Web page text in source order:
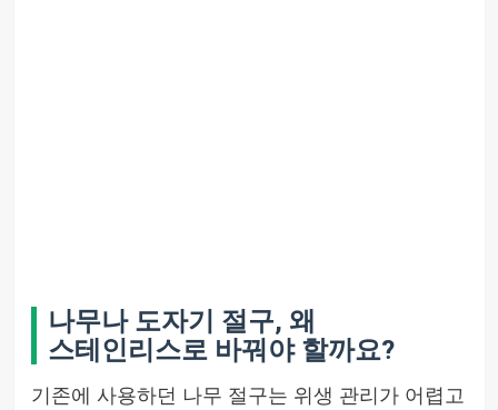
나무나 도자기 절구, 왜
스테인리스로 바꿔야 할까요?
기존에 사용하던 나무 절구는 위생 관리가 어렵고